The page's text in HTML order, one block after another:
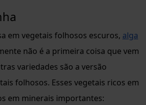
em vegetais folhosos escuros, alga
não é a primeira coisa que vem
variedades são a versão
folhosos. Esses vegetais ricos em
em minerais importantes: